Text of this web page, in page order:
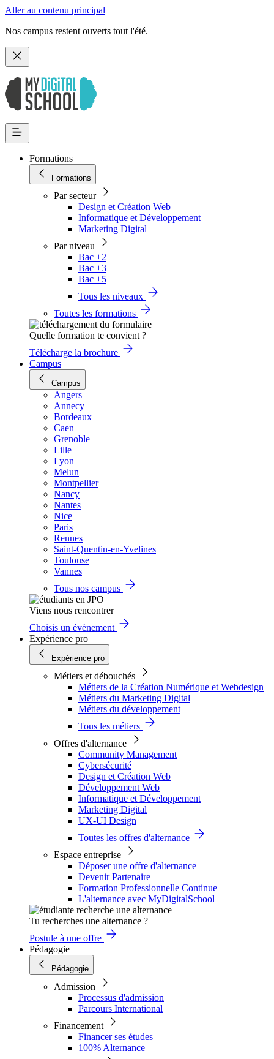
Aller au contenu principal
Nos campus restent ouverts tout l'été.
Formations
Formations
Par secteur
Design et Création Web
Informatique et Développement
Marketing Digital
Par niveau
Bac +2
Bac +3
Bac +5
Tous les niveaux
Toutes les formations
Quelle formation te convient ?
Télécharge la brochure
Campus
Campus
Angers
Annecy
Bordeaux
Caen
Grenoble
Lille
Lyon
Melun
Montpellier
Nancy
Nantes
Nice
Paris
Rennes
Saint-Quentin-en-Yvelines
Toulouse
Vannes
Tous nos campus
Viens nous rencontrer
Choisis un évènement
Expérience pro
Expérience pro
Métiers et débouchés
Métiers de la Création Numérique et Webdesign
Métiers du Marketing Digital
Métiers du développement
Tous les métiers
Offres d'alternance
Community Management
Cybersécurité
Design et Création Web
Développement Web
Informatique et Développement
Marketing Digital
UX-UI Design
Toutes les offres d'alternance
Espace entreprise
Déposer une offre d'alternance
Devenir Partenaire
Formation Professionnelle Continue
L'alternance avec MyDigitalSchool
Tu recherches une alternance ?
Postule à une offre
Pédagogie
Pédagogie
Admission
Processus d'admission
Parcours International
Financement
Financer ses études
100% Alternance